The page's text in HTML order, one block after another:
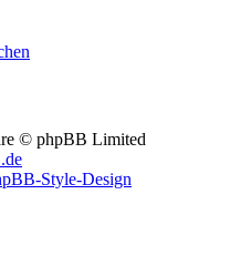
© phpBB Limited
Style-Design